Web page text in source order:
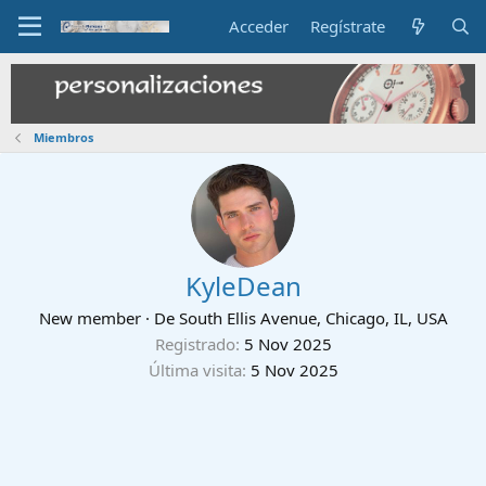
Acceder Regístrate
Miembros
KyleDean
New member · De South Ellis Avenue, Chicago, IL, USA
Registrado 5 Nov 2025
Última visita 5 Nov 2025